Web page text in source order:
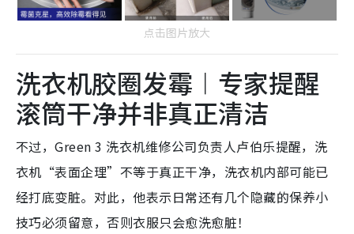
点击图片放大
洗衣机胶圈发霉︱专家提醒
滚筒干净并非真正清洁
不过，Green 3 洗衣机维修公司负责人卢伯乐提醒，洗
衣机“表面企理”不等于真正干净，洗衣机内部可能已
经打底变脏。对此，他表示日常还有几个隐藏的保养小
技巧必须留意，否则衣服只会愈洗愈脏！